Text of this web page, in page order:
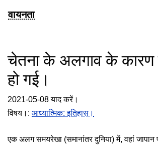
वायनता
चेतना के अलगाव के कारण
हो गई।
2021-05-08 याद करें।
विषय।: आध्यात्मिक: इतिहास।
एक अलग समयरेखा (समानांतर दुनिया) में, वहां जापान